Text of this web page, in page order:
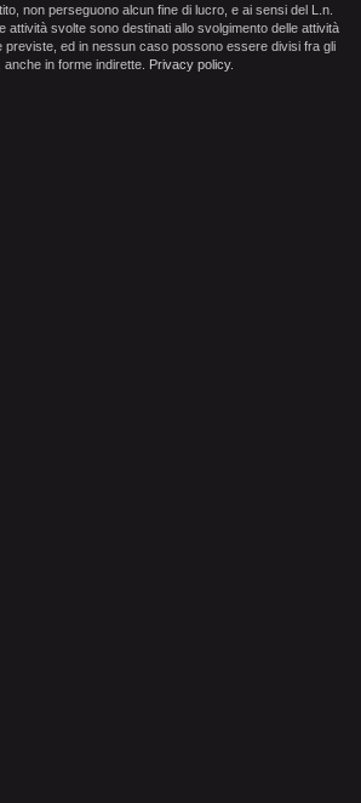
non perseguono alcun fine di lucro, e ai sensi del L.n.
attività svolte sono destinati allo svolgimento delle attività
previste, ed in nessun caso possono essere divisi fra gli
in forme indirette. Privacy policy.